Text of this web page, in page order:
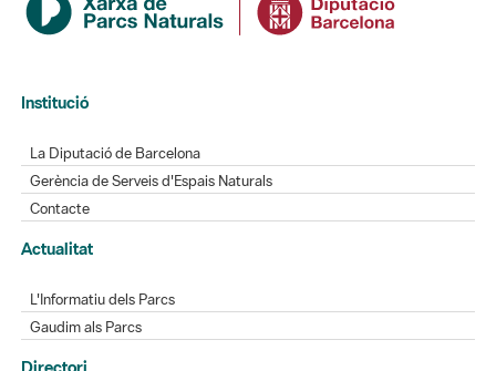
Institució
La Diputació de Barcelona
Gerència de Serveis d'Espais Naturals
Contacte
Actualitat
L'Informatiu dels Parcs
Gaudim als Parcs